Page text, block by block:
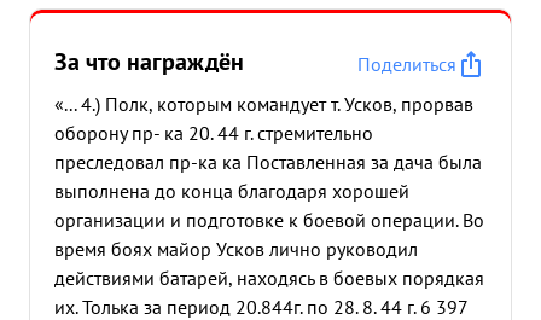
За что награждён
Поделиться
«... 4.) Полк, которым командует т. Усков, прорвав
оборону пр- ка 20. 44 г. стремительно
преследовал пр-ка ка Поставленная за дача была
выполнена до конца благодаря хорошей
организации и подготовке к боевой операции. Во
время боях майор Усков лично руководил
действиями батарей, находясь в боевых порядкая
их. Толька за период 20.844г. по 28. 8. 44 г. 6 397